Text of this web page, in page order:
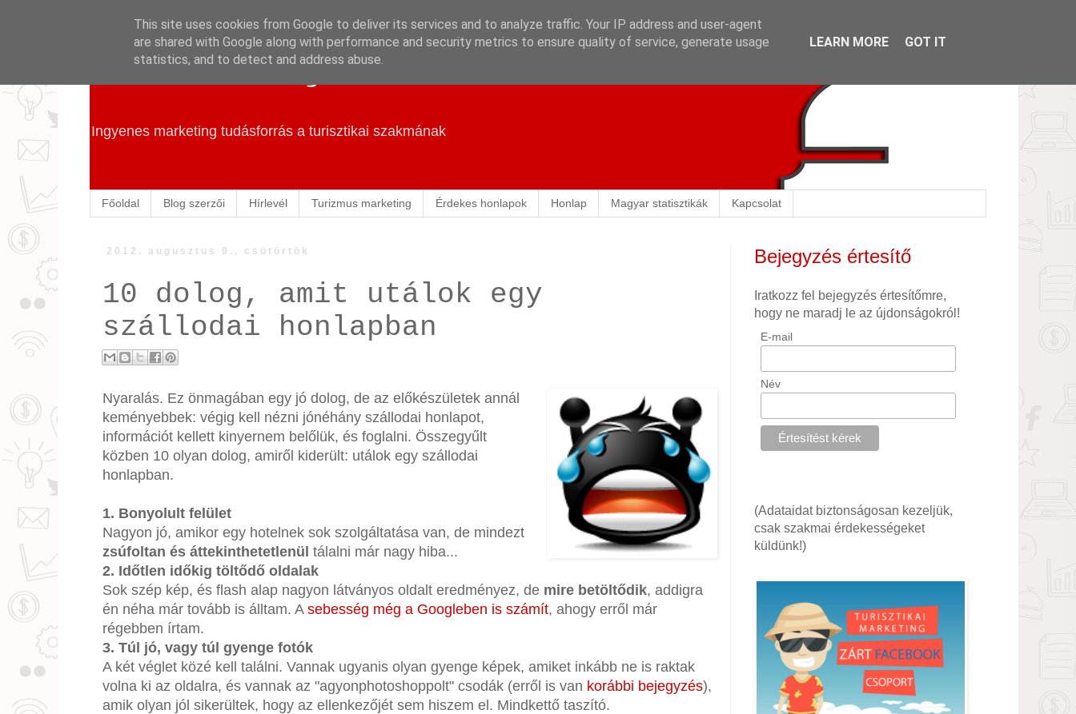
Szállás Marketing
Ingyenes marketing tudásforrás a turisztikai szakmának
Főoldal Blog szerzői Hírlevél Turizmus marketing Érdekes honlapok Honlap Magyar statisztikák Kapcsolat
2012. augusztus 9., csütörtök
10 dolog, amit utálok egy
szállodai honlapban
Nyaralás. Ez önmagában egy jó dolog, de az előkészületek annál
keményebbek: végig kell nézni jónéhány szállodai honlapot,
információt kellett kinyernem belőlük, és foglalni. Összegyűlt
közben 10 olyan dolog, amiről kiderült: utálok egy szállodai
honlapban.
1. Bonyolult felület
Nagyon jó, amikor egy hotelnek sok szolgáltatása van, de mindezt
zsúfoltan és áttekinthetetlenül tálalni már nagy hiba...
2. Időtlen időkig töltődő oldalak
Sok szép kép, és flash alap nagyon látványos oldalt eredményez, de mire betöltődik, addigra
én néha már tovább is álltam. A sebesség még a Googleben is számít, ahogy erről már
régebben írtam.
3. Túl jó, vagy túl gyenge fotók
A két véglet közé kell találni. Vannak ugyanis olyan gyenge képek, amiket inkább ne is raktak
volna ki az oldalra, és vannak az "agyonphotoshoppolt" csodák (erről is van korábbi bejegyzés),
amik olyan jól sikerültek, hogy az ellenkezőjét sem hiszem el. Mindkettő taszító.
Bejegyzés értesítő
Iratkozz fel bejegyzés értesítőmre,
hogy ne maradj le az újdonságokról!
E-mail
Név
(Adataidat biztonságosan kezeljük,
csak szakmai érdekességeket
küldünk!)
This site uses cookies from Google to deliver its services and to analyze traffic. Your IP address and user-agent
are shared with Google along with performance and security metrics to ensure quality of service, generate usage
statistics, and to detect and address abuse.
LEARN MORE GOT IT